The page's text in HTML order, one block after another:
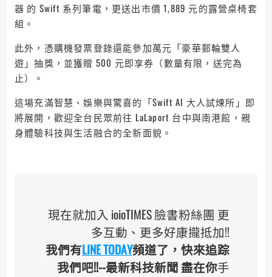
器 的 Swift 系列筆電，更送出市價 1,889 元的露營桌椅套
組。
此外，憑購機發票登錄還能參加萬元「豪華郵輪雙人
遊」抽獎，並獲贈 500 元即享券（數量有限，送完為
止）。
這場充滿智慧、娛樂與驚喜的「Swift AI 大人試煉所」即
將展開，歡迎全台民眾前往 LaLaport 台中與南港館，親
身體驗科技與生活融合的全新面貌。
現在就加入 ioioTIMES 臉書粉絲團 更
多互動、更多好康攏抵加!!
我們有LINE TODAY頻道了，快來追踪
我們吧!!--最新科技新聞 盡在你手